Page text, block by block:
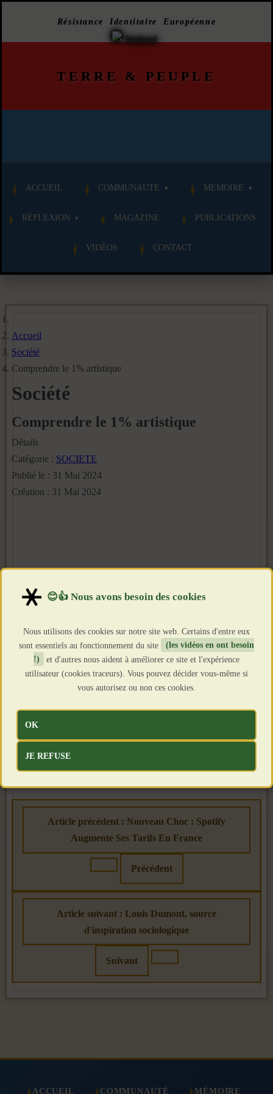
Résistance Identitaire Européenne
TERRE & PEUPLE
ACCUEIL COMMUNAUTÉ MÉMOIRE
RÉFLEXION MAGAZINE PUBLICATIONS
VIDÉOS CONTACT
Accueil
Société
Comprendre le 1% artistique
Société
Comprendre le 1% artistique
Détails
Catégorie : SOCIETE
Publié le : 31 Mai 2024
Création : 31 Mai 2024
Article précédent : Nouveau Choc : Spotify
Augmente Ses Tarifs En France
Précédent
Article suivant : Louis Dumont, source
d'inspiration sociologique
Suivant
ACCUEIL COMMUNAUTÉ MÉMOIRE
Nous utilisons des cookies sur notre site web. Certains d'entre eux
sont essentiels au fonctionnement du site
(les vidéos en ont besoin
!)
et d'autres nous aident à améliorer ce site et l'expérience
utilisateur (cookies traceurs). Vous pouvez décider vous-même si
vous autorisez ou non ces cookies.
OK
JE REFUSE